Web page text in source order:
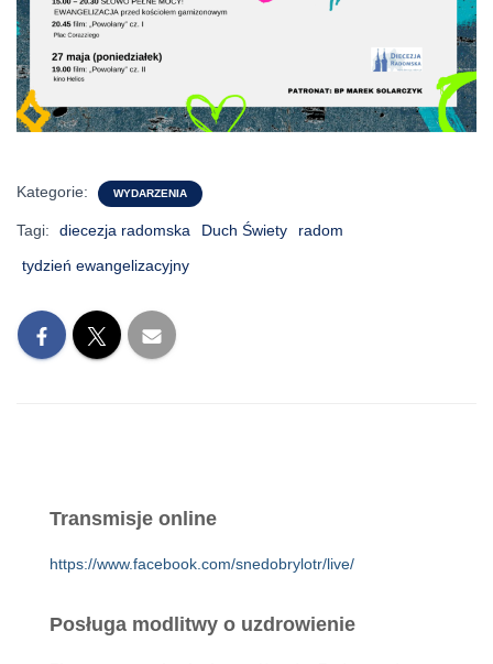
Kategorie: WYDARZENIA
Tagi: diecezja radomska Duch Świety
radom
tydzień ewangelizacyjny
Transmisje online
https://www.facebook.com/snedobrylotr/live/
Posługa modlitwy o uzdrowienie